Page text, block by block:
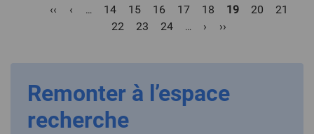
Pagination
Première
‹‹
Page
précédente
‹ … Page
14 Page
15 Page
16 Page
17 Page
18
Page
19 Page
20 Page
21
22
Page
23 Page
24 …
Page
›
Dernière
››
Remonter à l’espace
recherche